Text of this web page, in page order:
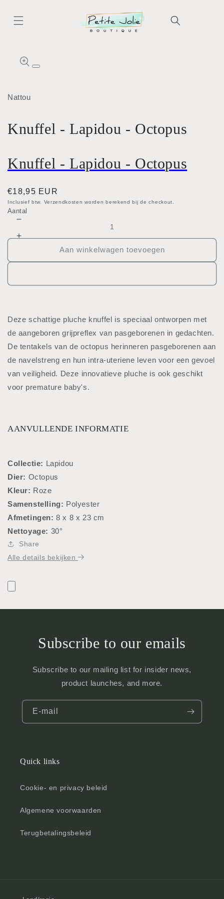
content
Ga direct naar
productinformatie
Media
Nattou
Knuffel - Lapidou - Octopus
Knuffel - Lapidou - Octopus
Normale
prijs
€18,95 EUR
Inclusief btw. Verzendkosten worden berekend bij de checkout.
Aantal
verlagen
-
-
Aantal
voor
Aan winkelwagen toevoegen
Deze schattige pluche knuffel is speciaal ontworpen met
de aangeboren grijpreflex van pasgeborenen in gedachten.
De tentakels van de octopus herinneren pasgeborenen aan
de navelstreng en hun intra-uteriene leven voor een gevoel
van veiligheid. Deze innovatieve pluche is ook geschikt
voor premature baby's.
AANVULLENDE INFORMATIE
Collectie: Lapidou
Dier: Octopus
Kleur: Roze
Samenstelling: Polyester
Afmetingen: 8 x 8 x 23 cm
Nettoyage: 30°
Share
Alle details bekijken
Subscribe to our emails
Subscribe to our mailing list for insider news,
product launches, and more.
E‑mail
Quick links
Cookie- en privacy beleid
Algemene voorwaarden
Terugbetalingsbeleid